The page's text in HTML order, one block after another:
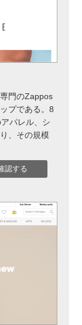
門のZappos
プである。8
パレル、シ
、その規模
認する